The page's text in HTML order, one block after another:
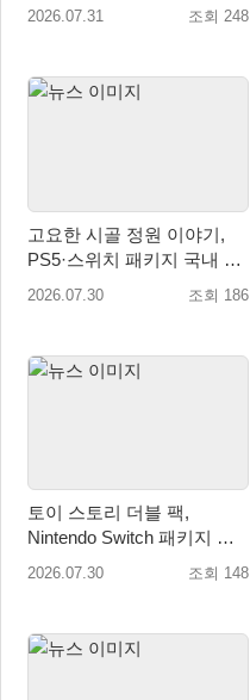
집·육성 예고
2026.07.31 조회 248
고요한 시골 정원 이야기,
PS5·스위치 패키지 국내 정
식 출시
2026.07.30 조회 186
토이 스토리 더블 팩,
Nintendo Switch 패키지 예
약판매 시작
2026.07.30 조회 148